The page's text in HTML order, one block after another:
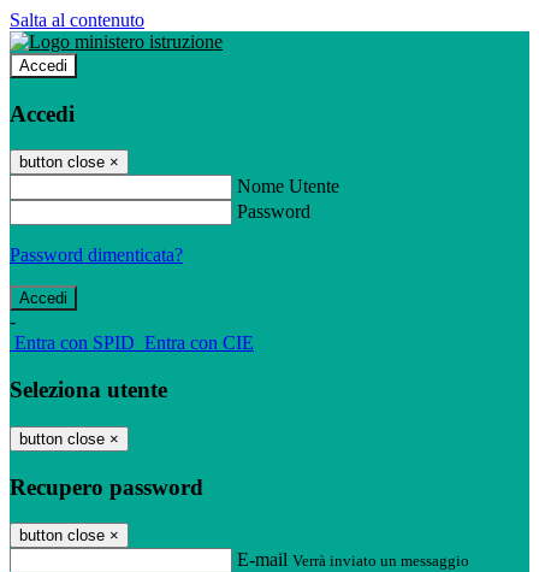
Salta al contenuto
Accedi
Accedi
button close ×
Nome Utente
Password
Password dimenticata?
-
Entra con SPID Entra con CIE
Seleziona utente
button close ×
Recupero password
button close ×
E-mail Verrà inviato un messaggio